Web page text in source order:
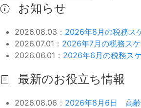
お知らせ
2026.08.03： 2026年8月の税務ス
2026.07.01： 2026年7月の税務ス
2026.06.01： 2026年6月の税務ス
最新のお役立ち情報
2026.08.06： 2026年8月6日 高齢